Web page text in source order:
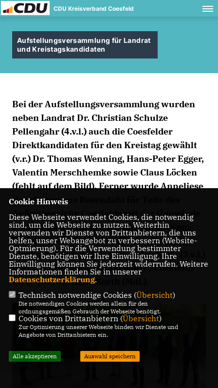
CDU Kreisverband Coesfeld
Aufstellungsversammlung für Landrat
und Kreistagskandidaten
Bei der Aufstellungsversammlung wurden
neben Landrat Dr. Christian Schulze
Pellengahr (4.v.l.) auch die Coesfelder
Direktkandidaten für den Kreistag gewählt
(v.r.) Dr. Thomas Wenning, Hans-Peter Egger,
Valentin Merschhemke sowie Claus Löcken
(fehlt auf dem Bild). Ferner wurde Anneliese
Haselkamp aus Rosendahl für Teile des
Außenbereichs Coesfelds mit der Gemeinde
Rosendahl nominiert. Außerdem auf dem
Bild die Ersatzbewerber für den Kreistag
Florian Wenning (2.v.l.), Dr. Petra Kalla (3.v.l.)
und Jan Büscher (5.v.l.) sowie (l.) Coesfelds
CDU-Chef Wilhelm Korth (MdL).
Cookie Hinweis
Diese Webseite verwendet Cookies, die notwendig
sind, um die Webseite zu nutzen. Weiterhin
verwenden wir Dienste von Drittanbietern, die uns
helfen, unser Webangebot zu verbessern (Website-
Optmierung). Für die Verwendung bestimmter
Dienste, benötigen wir Ihre Einwilligung. Ihre
Einwilligung können Sie jederzeit widerrufen. Weitere
Informationen finden Sie in unserer
Datenschutzerklärung.
Technisch notwendige Cookies (Übersicht)
Die notwendigen Cookies werden allein für den
ordnungsgemäßen Gebrauch der Webseite benötigt.
Cookies von Drittanbietern (Übersicht)
Zur Optimierung unserer Webseite binden wir Dienste und
Angebote von Drittanbietern ein.
Alle akzeptieren Auswahl speichern